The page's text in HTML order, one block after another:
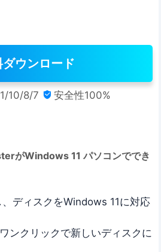
ウンロード
10/8/7  安全性100%
がWindows 11 パソコンででき
ディスクをWindows 11に対応
ンクリックで新しいディスクに